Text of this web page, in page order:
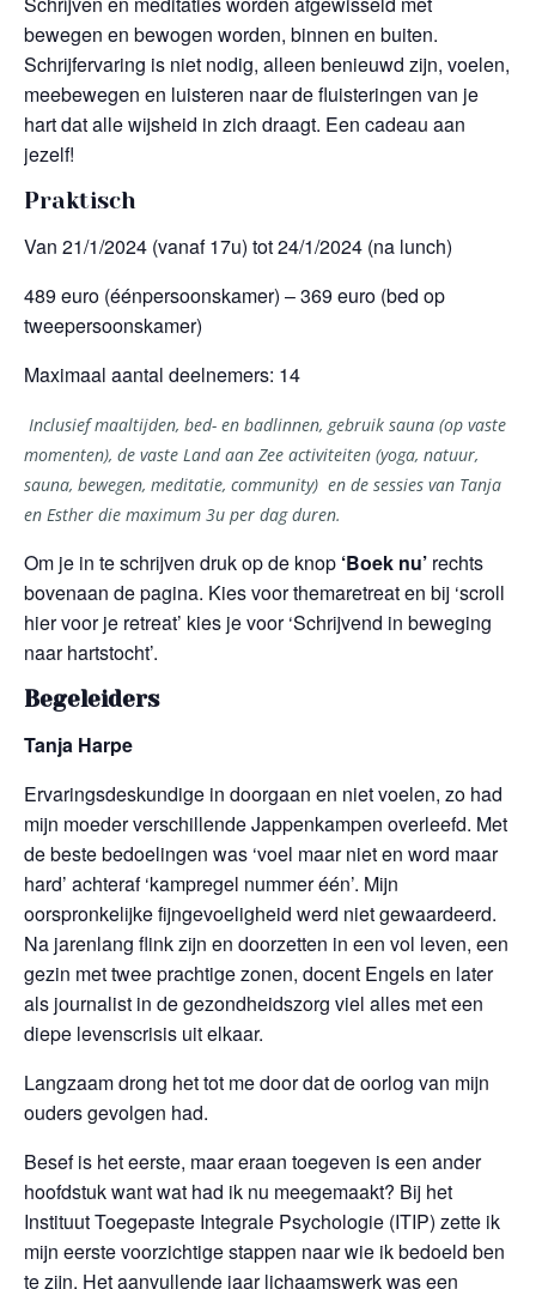
bewegen en bewogen worden, binnen en buiten.
Schrijfervaring is niet nodig, alleen benieuwd zijn, voelen,
meebewegen en luisteren naar de fluisteringen van je
hart dat alle wijsheid in zich draagt. Een cadeau aan
jezelf!
Praktisch
Van 21/1/2024 (vanaf 17u) tot 24/1/2024 (na lunch)
489 euro (éénpersoonskamer) – 369 euro (bed op
tweepersoonskamer)
Maximaal aantal deelnemers: 14
Inclusief maaltijden, bed- en badlinnen, gebruik sauna (op vaste
momenten), de vaste Land aan Zee activiteiten (yoga, natuur,
sauna, bewegen, meditatie, community) en de sessies van Tanja
en Esther die maximum 3u per dag duren.
Om je in te schrijven druk op de knop ‘Boek nu’ rechts
bovenaan de pagina. Kies voor themaretreat en bij ‘scroll
hier voor je retreat’ kies je voor ‘Schrijvend in beweging
naar hartstocht’.
Begeleiders
Tanja Harpe
Ervaringsdeskundige in doorgaan en niet voelen, zo had
mijn moeder verschillende Jappenkampen overleefd. Met
de beste bedoelingen was ‘voel maar niet en word maar
hard’ achteraf ‘kampregel nummer één’. Mijn
oorspronkelijke fijngevoeligheid werd niet gewaardeerd.
Na jarenlang flink zijn en doorzetten in een vol leven, een
gezin met twee prachtige zonen, docent Engels en later
als journalist in de gezondheidszorg viel alles met een
diepe levenscrisis uit elkaar.
Langzaam drong het tot me door dat de oorlog van mijn
ouders gevolgen had.
Besef is het eerste, maar eraan toegeven is een ander
hoofdstuk want wat had ik nu meegemaakt? Bij het
Instituut Toegepaste Integrale Psychologie (ITIP) zette ik
mijn eerste voorzichtige stappen naar wie ik bedoeld ben
te zijn. Het aanvullende jaar lichaamswerk was een